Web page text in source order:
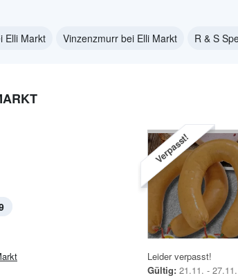
Elli Markt Vinzenzmurr bei Elli Markt R & S
Verpasst!
Leider verpasst!
Gültig: 21.11. - 27.11.